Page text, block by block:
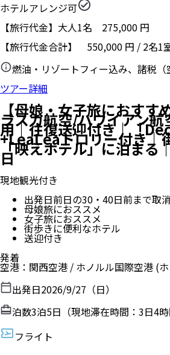
ホテルアレンジ可
【旅行代金】大人1名 275,000 円
【旅行代金合計】 550,000 円 / 2名1
燃油・リゾートフィー込み、諸税
ツアー詳細
【母娘・女子旅におすす
ラスカ航空/ハワイアン
用｜往復送迎付き｜「
+LeaLeaトロリー付き｜
「映えホテル」に泊まる
日
現地観光付き
出発日前日の30・40日前まで取
母娘旅におススメ
女子旅におススメ
街歩きに便利なホテル
送迎付き
発着
空港 ： 関西空港 / ホノルル国際空港 (
出発日2026/9/27（日）
泊数3泊5日（現地滞在時間： 3日4
フライト